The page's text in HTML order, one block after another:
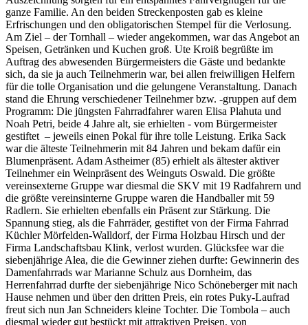
ganze Familie. An den beiden Streckenposten gab es kleine
Erfrischungen und den obligatorischen Stempel für die Verlosung.
Am Ziel – der Tornhall – wieder angekommen, war das Angebot an
Speisen, Getränken und Kuchen groß. Ute Kroiß begrüßte im
Auftrag des abwesenden Bürgermeisters die Gäste und bedankte
sich, da sie ja auch Teilnehmerin war, bei allen freiwilligen Helfern
für die tolle Organisation und die gelungene Veranstaltung. Danach
stand die Ehrung verschiedener Teilnehmer bzw. -gruppen auf dem
Programm: Die jüngsten Fahrradfahrer waren Elisa Plahuta und
Noah Petri, beide 4 Jahre alt, sie erhielten - vom Bürgermeister
gestiftet – jeweils einen Pokal für ihre tolle Leistung. Erika Sack
war die älteste Teilnehmerin mit 84 Jahren und bekam dafür ein
Blumenpräsent. Adam Astheimer (85) erhielt als ältester aktiver
Teilnehmer ein Weinpräsent des Weinguts Oswald. Die größte
vereinsexterne Gruppe war diesmal die SKV mit 19 Radfahrern und
die größte vereinsinterne Gruppe waren die Handballer mit 59
Radlern. Sie erhielten ebenfalls ein Präsent zur Stärkung. Die
Spannung stieg, als die Fahrräder, gestiftet von der Firma Fahrrad
Küchler Mörfelden-Walldorf, der Firma Holzbau Hirsch und der
Firma Landschaftsbau Klink, verlost wurden. Glücksfee war die
siebenjährige Alea, die die Gewinner ziehen durfte: Gewinnerin des
Damenfahrrads war Marianne Schulz aus Dornheim, das
Herrenfahrrad durfte der siebenjährige Nico Schöneberger mit nach
Hause nehmen und über den dritten Preis, ein rotes Puky-Laufrad
freut sich nun Jan Schneiders kleine Tochter. Die Tombola – auch
diesmal wieder gut bestückt mit attraktiven Preisen, von